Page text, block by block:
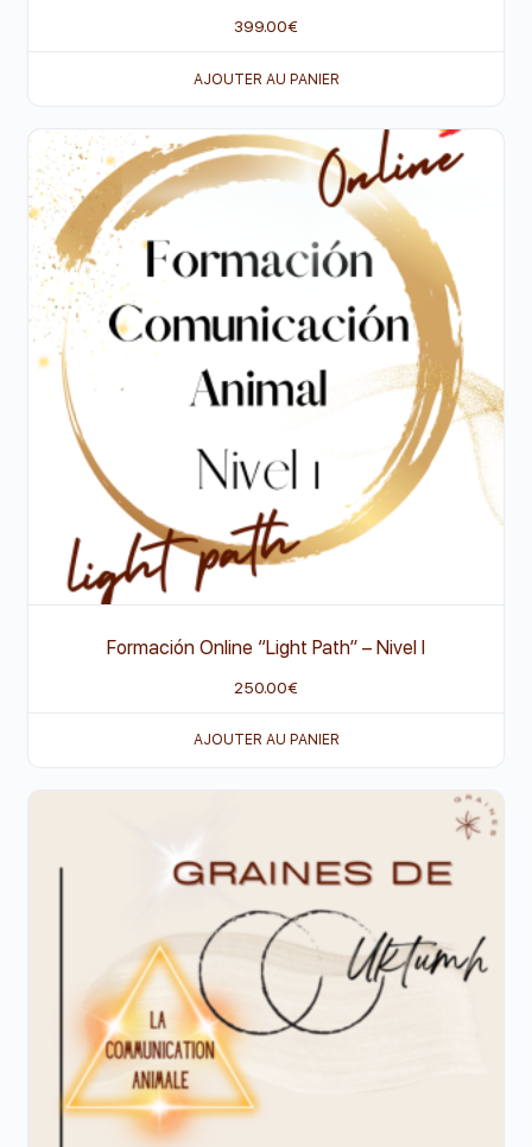
399.00€
AJOUTER AU PANIER
Formación Online “Light Path” – Nivel I
250.00€
AJOUTER AU PANIER